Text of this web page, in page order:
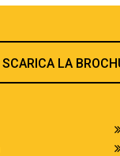
SCARICA LA